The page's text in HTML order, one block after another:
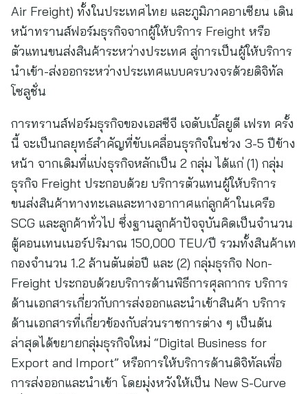
Air Freight) ทั้งในประเทศไทย และภูมิภาคอาเซียน เดิน
หน้าทรานส์ฟอร์มธุรกิจจากผู้ให้บริการ Freight หรือ
ตัวแทนขนส่งสินค้าระหว่างประเทศ สู่การเป็นผู้ให้บริการ
นำเข้า-ส่งออกระหว่างประเทศแบบครบวงจรด้วยดิจิทัล
โซลูชั่น
การทรานส์ฟอร์มธุรกิจของเอสซีจี เจดับเบิ้ลยูดี เฟรท ครั้ง
นี้ จะเป็นกลยุทธ์สำคัญที่ขับเคลื่อนธุรกิจในช่วง 3-5 ปีข้าง
หน้า จากเดิมที่แบ่งธุรกิจหลักเป็น 2 กลุ่ม ได้แก่ (1) กลุ่ม
ธุรกิจ Freight ประกอบด้วย บริการตัวแทนผู้ให้บริการ
ขนส่งสินค้าทางทะเลและทางอากาศแก่ลูกค้าในเครือ
SCG และลูกค้าทั่วไป ซึ่งฐานลูกค้าปัจจุบันคิดเป็นจำนวน
ตู้คอนเทนเนอร์ปริมาณ 150,000 TEU/ปี รวมทั้งสินค้าเท
กองจำนวน 1.2 ล้านตันต่อปี และ (2) กลุ่มธุรกิจ Non-
Freight ประกอบด้วยบริการด้านพิธีการศุลกากร บริการ
ด้านเอกสารเกี่ยวกับการส่งออกและนำเข้าสินค้า บริการ
ด้านเอกสารที่เกี่ยวข้องกับส่วนราชการต่าง ๆ เป็นต้น
ล่าสุดได้ขยายกลุ่มธุรกิจใหม่ “Digital Business for
Export and Import” หรือการให้บริการด้านดิจิทัลเพื่อ
การส่งออกและนำเข้า โดยมุ่งหวังให้เป็น New S-Curve